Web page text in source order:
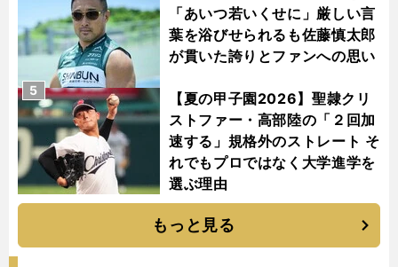
「あいつ若いくせに」厳しい言
葉を浴びせられるも佐藤慎太郎
が貫いた誇りとファンへの思い
【夏の甲子園2026】聖隷クリ
ストファー・高部陸の「２回加
速する」規格外のストレート そ
れでもプロではなく大学進学を
選ぶ理由
5
もっと見る